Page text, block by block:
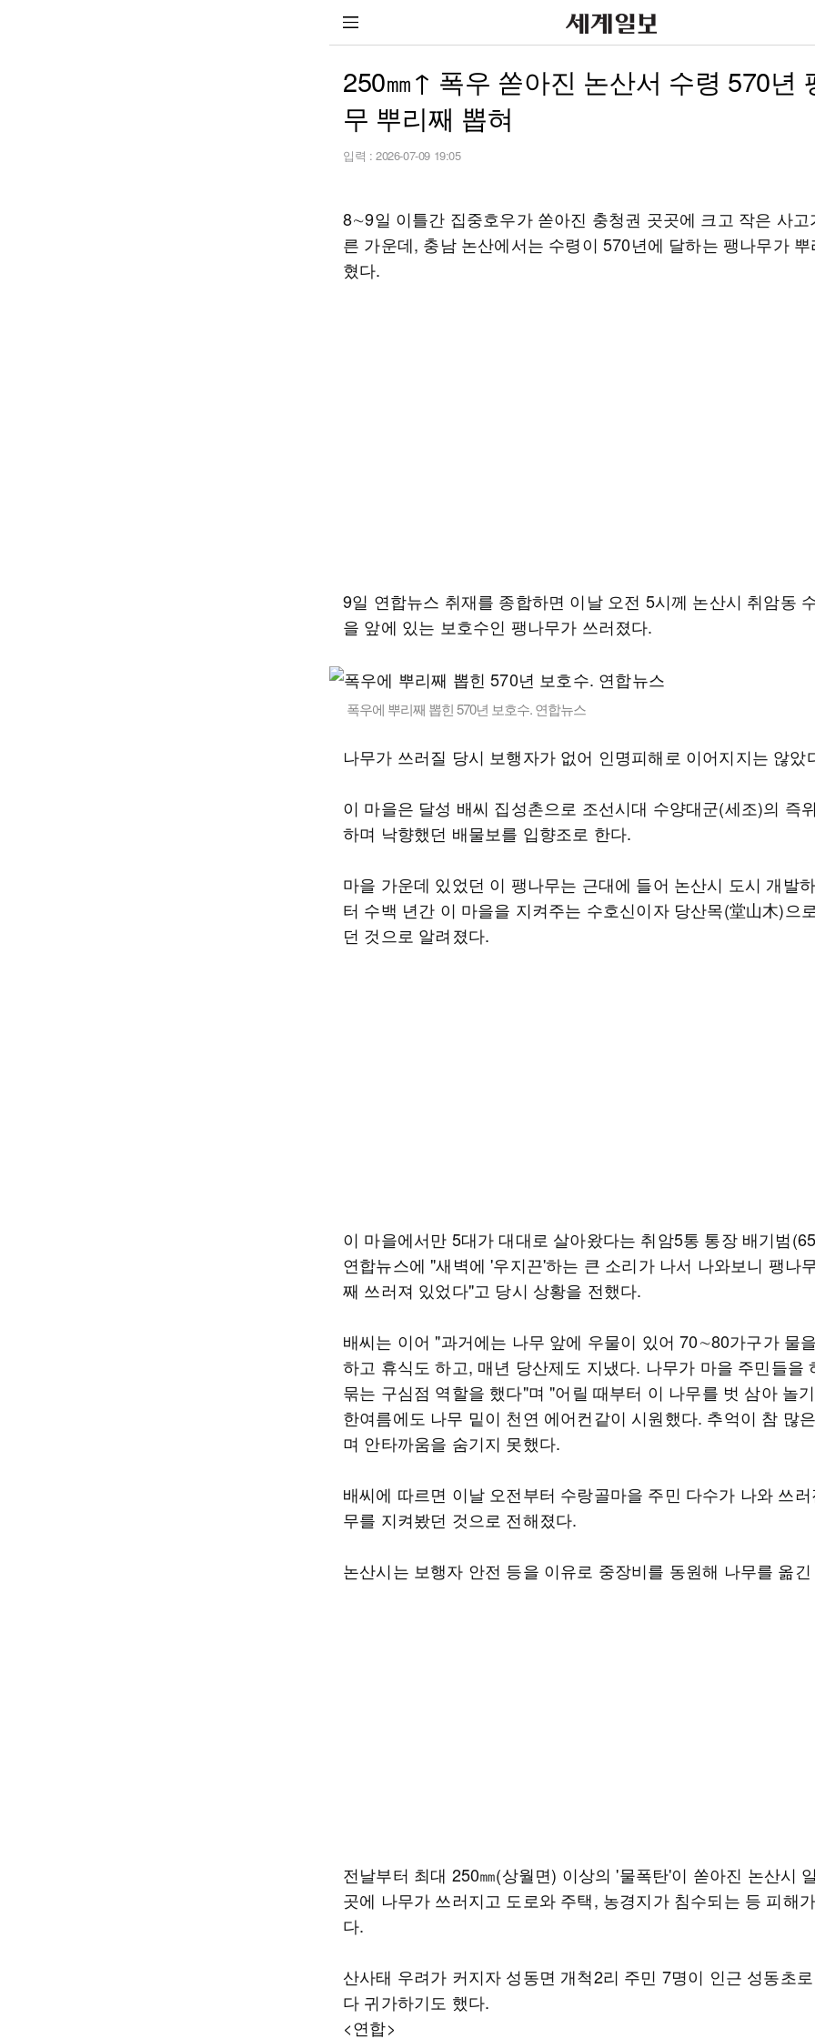
250㎜↑ 폭우 쏟아진 논산서 수령 570년
무 뿌리째 뽑혀
입력 : 2026-07-09 19:05
8∼9일 이틀간 집중호우가 쏟아진 충청권 곳곳에 크고 작은 사고
른 가운데, 충남 논산에서는 수령이 570년에 달하는 팽나무가
혔다.
9일 연합뉴스 취재를 종합하면 이날 오전 5시께 논산시 취암동
을 앞에 있는 보호수인 팽나무가 쓰러졌다.
폭우에 뿌리째 뽑힌 570년 보호수. 연합뉴스
나무가 쓰러질 당시 보행자가 없어 인명피해로 이어지지는 않았
이 마을은 달성 배씨 집성촌으로 조선시대 수양대군(세조)의 즉
하며 낙향했던 배물보를 입향조로 한다.
마을 가운데 있었던 이 팽나무는 근대에 들어 논산시 도시 개발
터 수백 년간 이 마을을 지켜주는 수호신이자 당산목(堂山木)으
던 것으로 알려졌다.
이 마을에서만 5대가 대대로 살아왔다는 취암5통 통장 배기범
연합뉴스에 "새벽에 '우지끈'하는 큰 소리가 나서 나와보니 팽나
째 쓰러져 있었다"고 당시 상황을 전했다.
배씨는 이어 "과거에는 나무 앞에 우물이 있어 70∼80가구가 물
하고 휴식도 하고, 매년 당산제도 지냈다. 나무가 마을 주민들을
묶는 구심점 역할을 했다"며 "어릴 때부터 이 나무를 벗 삼아 놀
한여름에도 나무 밑이 천연 에어컨같이 시원했다. 추억이 참 많
며 안타까움을 숨기지 못했다.
배씨에 따르면 이날 오전부터 수랑골마을 주민 다수가 나와 쓰
무를 지켜봤던 것으로 전해졌다.
논산시는 보행자 안전 등을 이유로 중장비를 동원해 나무를 옮
전날부터 최대 250㎜(상월면) 이상의 '물폭탄'이 쏟아진 논산시
곳에 나무가 쓰러지고 도로와 주택, 농경지가 침수되는 등 피해
다.
산사태 우려가 커지자 성동면 개척2리 주민 7명이 인근 성동초
다 귀가하기도 했다.
<연합>